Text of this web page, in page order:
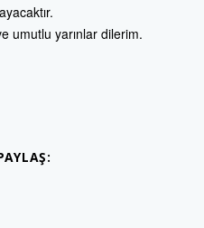
umutlu yarınlar dilerim.